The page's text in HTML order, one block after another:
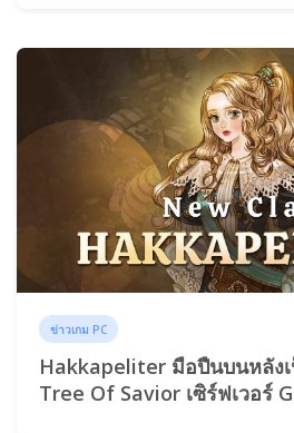
ข่าวเกม PC
Hakkapeliter มือปืนบนหลัง
Tree Of Savior เซิร์ฟเวอร์